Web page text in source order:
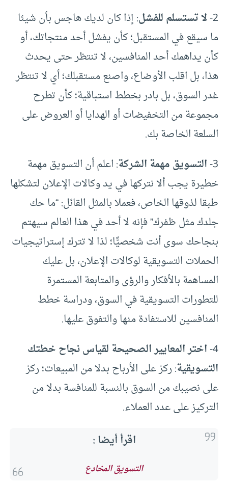
2- لا تستسلم للفشل: إذا كان لديك هاجس بأن شيئا
ما سيقع في المستقبل؛ كأن يفشل أحد منتجاتك، أو
كأن يداهمك أحد المنافسين، لا تنتظر حتى يحدث
هذا، بل اقلب الأوضاع، واصنع مستقبلك؛ أي لا تنتظر
غدر السوق، بل بادر بخطط استباقية؛ كأن تطرح
مجموعة من التخفيضات أو الهدايا أو العروض على
السلعة الخاصة بك.
3- التسويق مهمة الشركة: اعلم أن التسويق مهمة
خطيرة يجب ألا نتركها في يد وكالات الإعلان لتشكلها
طبقا لذوقها الخاص، فعملا بالمثل القائل: “ما حك
جلدك مثل ظفرك” فإنه لا أحد في هذا العالم سيهتم
بنجاحك سوى أنت شخصيًّا؛ لذا لا تترك إستراتيجيات
الحملات التسويقية لوكالات الإعلان، بل عليك
المساهمة بالأفكار والرؤى والمتابعة المستمرة
للتطورات التسويقية في السوق، ودراسة خطط
المنافسين للاستفادة منها والتفوق عليها.
4- اختر المعايير الصحيحة لقياس نجاح خطتك
التسويقية: ركز على الأرباح بدلا من المبيعات؛ ركز
على نصيبك من السوق بالنسبة للمنافسة بدلا من
التركيز على عدد العملاء.
اقرأ أيضا :
التسويق المخادع